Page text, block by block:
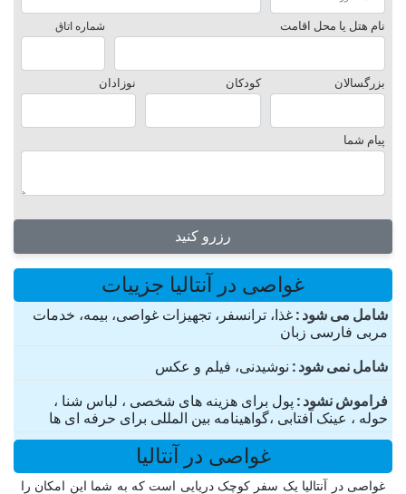
نام هتل یا محل اقامت شماره اتاق
بزرگسالان کودکان نوزادان
پیام شما
رزرو کنید
غواصی در آنتالیا جزییات
شامل می شود غذا، ترانسفر، تجهیزات غواصی، بیمه، خدمات
مربی فارسی زبان
شامل نمی شود نوشیدنی، فیلم و عکس
فراموش نشود پول برای هزینه های شخصی ، لباس شنا ،
حوله ، عینک آفتابی ،گواهینامه بین المللی برای حرفه ای ها
غواصی در آنتالیا
غواصی در آنتالیا یک سفر کوچک دریایی است که به شما این امکان را